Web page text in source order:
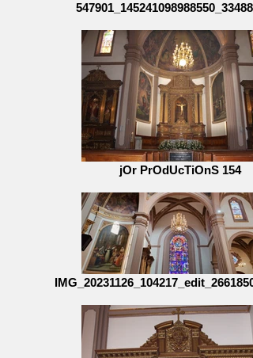
jOr PrOdUcTiOnS 154